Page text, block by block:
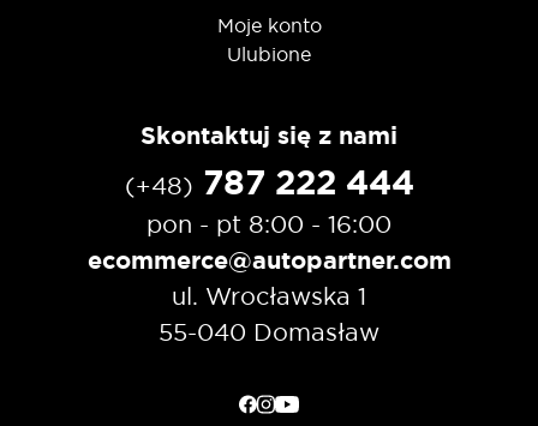
Moje konto
Ulubione
Skontaktuj się z nami
(+48) 787 222 444
pon - pt 8:00 - 16:00
ecommerce@autopartner.com
ul. Wrocławska 1
55-040 Domasław